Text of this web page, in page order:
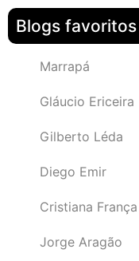
Blogs favoritos
Marrapá
Gláucio Ericeira
Gilberto Léda
Diego Emir
Cristiana França
Jorge Aragão